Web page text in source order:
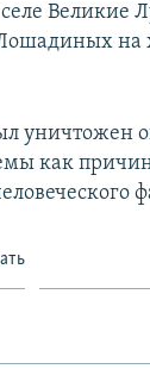
Великие
Лошадиных на
уничтожен
как